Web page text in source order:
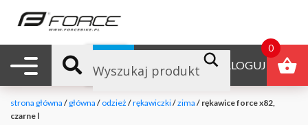
Nawigacja mobilna ZALOGUJ
B2B
strona główna / główna / odzież /rękawiczki/zima / rękawice force x82,
czarne l
0